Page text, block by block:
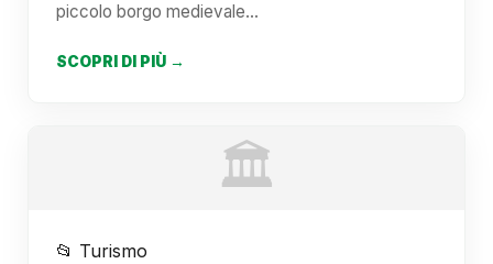
piccolo borgo medievale…
SCOPRI DI PIÙ →
🏛️
📂 Turismo